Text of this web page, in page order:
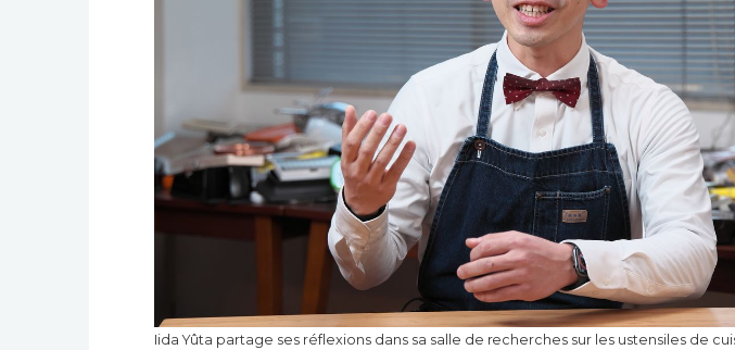
Iida Yûta partage ses réflexions dans sa salle de recherches sur les ustensiles de